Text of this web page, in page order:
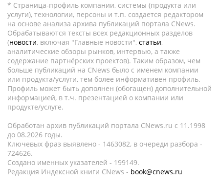
* Страница-профиль компании, системы (продукта или
услуги), технологии, персоны и т.п. создается редактором
на основе анализа архива публикаций портала CNews.
Обрабатываются тексты всех редакционных разделов
(новости, включая "Главные новости", статьи,
аналитические обзоры рынков, интервью, а также
содержание партнёрских проектов). Таким образом, чем
больше публикаций на CNews было с именем компании
или продукта/услуги, тем более информативен профиль.
Профиль может быть дополнен (обогащен) дополнительной
информацией, в т.ч. презентацией о компании или
продукте/услуге.
Обработан архив публикаций портала CNews.ru c 11.1998
до 08.2026 годы.
Ключевых фраз выявлено - 1463082, в очереди разбора -
724626.
Создано именных указателей - 199149.
Редакция Индексной книги CNews - book@cnews.ru